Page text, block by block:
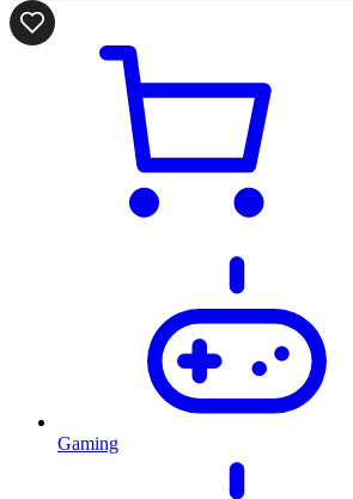
Gaming